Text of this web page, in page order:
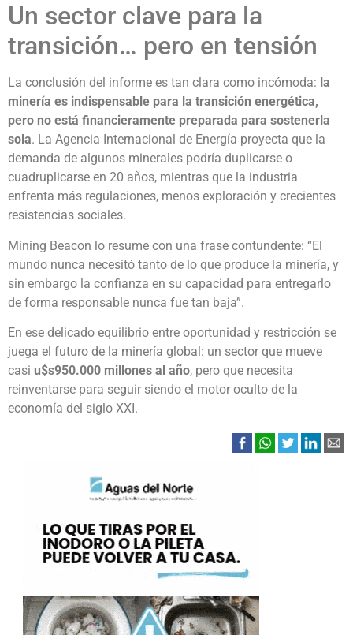
Un sector clave para la
transición… pero en tensión
La conclusión del informe es tan clara como incómoda: la
minería es indispensable para la transición energética,
pero no está financieramente preparada para sostenerla
sola. La Agencia Internacional de Energía proyecta que la
demanda de algunos minerales podría duplicarse o
cuadruplicarse en 20 años, mientras que la industria
enfrenta más regulaciones, menos exploración y crecientes
resistencias sociales.
Mining Beacon lo resume con una frase contundente: “El
mundo nunca necesitó tanto de lo que produce la minería, y
sin embargo la confianza en su capacidad para entregarlo
de forma responsable nunca fue tan baja”.
En ese delicado equilibrio entre oportunidad y restricción se
juega el futuro de la minería global: un sector que mueve
casi u$s950.000 millones al año, pero que necesita
reinventarse para seguir siendo el motor oculto de la
economía del siglo XXI.